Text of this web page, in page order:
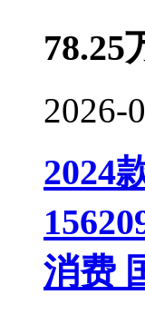
78.25
2026-
2024
消费